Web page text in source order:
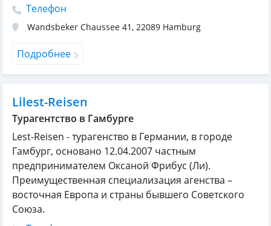
Телефон
Wandsbeker Chaussee 41, 22089 Hamburg
Подробнее
Lilest-Reisen
Турагентство в Гамбурге
Lest-Reisen - турагенство в Германии, в городе
Гамбург, основано 12.04.2007 частным
предпринимателем Оксаной Фрибус (Ли).
Преимущественная специализация агенства –
восточная Европа и страны бывшего Советского
Союза.